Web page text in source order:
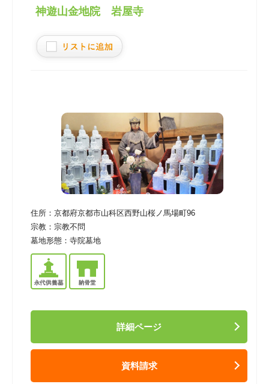
神遊山金地院 岩屋寺
住所： 京都府京都市山科区西野山桜ノ馬場町96
宗教： 宗教不問
墓地形態： 寺院墓地
詳細ページ
資料請求